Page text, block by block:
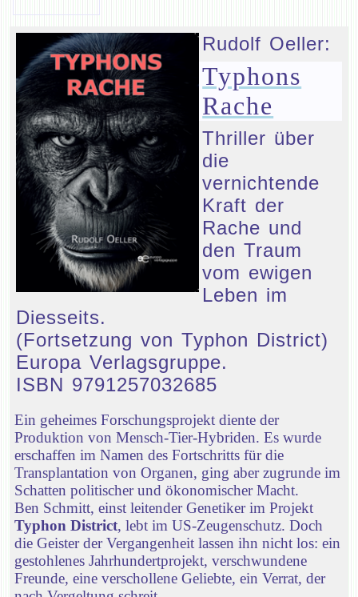
Rudolf Oeller:
Typhons
Rache
Thriller über
die
vernichtende
Kraft der
Rache und
den Traum
vom ewigen
Leben im
Diesseits.
(Fortsetzung von Typhon District)
Europa Verlagsgruppe.
ISBN 9791257032685
Ein geheimes Forschungsprojekt diente der
Produktion von Mensch-Tier-Hybriden. Es wurde
erschaffen im Namen des Fortschritts für die
Transplantation von Organen, ging aber zugrunde im
Schatten politischer und ökonomischer Macht.
Ben Schmitt, einst leitender Genetiker im Projekt
Typhon District, lebt im US-Zeugenschutz. Doch
die Geister der Vergangenheit lassen ihn nicht los: ein
gestohlenes Jahrhundertprojekt, verschwundene
Freunde, eine verschollene Geliebte, ein Verrat, der